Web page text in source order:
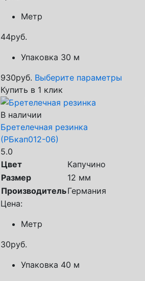
Метр
44руб.
Упаковка 30 м
930руб. Выберите параметры
Купить в 1 клик
В наличии
Бретелечная резинка
(РБкап012-06)
5.0
Цвет
Капучино
Размер
12 мм
ПроизводительГермания
Цена:
Метр
30руб.
Упаковка 40 м